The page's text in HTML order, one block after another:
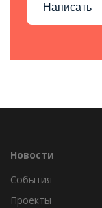
Написать
Новости
События
Проекты